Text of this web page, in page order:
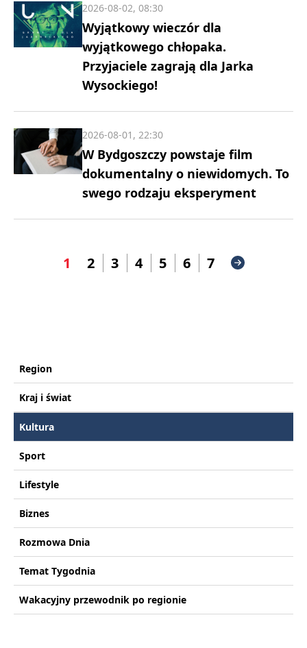
Wyjątkowy wieczór dla
wyjątkowego chłopaka.
Przyjaciele zagrają dla Jarka
Wysockiego!
2026-08-02, 08:30
W Bydgoszczy powstaje film
dokumentalny o niewidomych. To
swego rodzaju eksperyment
2026-08-01, 22:30
1 2 3 4 5 6 7
Region
Kraj i świat
Kultura
Sport
Lifestyle
Biznes
Rozmowa Dnia
Temat Tygodnia
Wakacyjny przewodnik po regionie